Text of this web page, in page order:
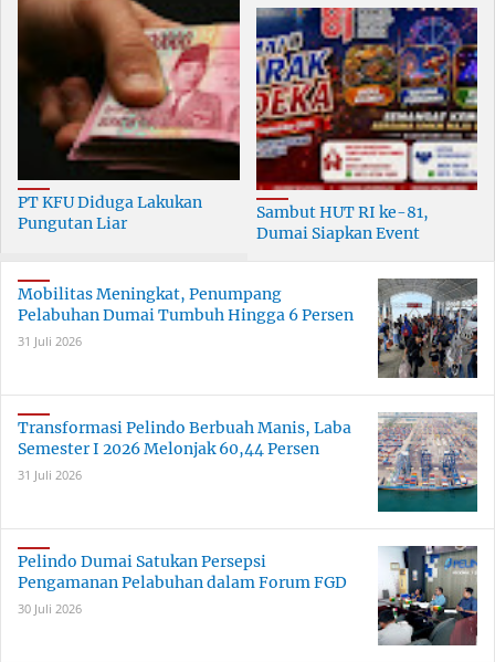
PT KFU Diduga Lakukan
Pungutan Liar
Dumai
Sambut HUT RI ke-81,
Dumai Siapkan Event
Mobilitas Meningkat, Penumpang
Pelabuhan Dumai Tumbuh Hingga 6 Persen
31 Juli 2026
Transformasi Pelindo Berbuah Manis, Laba
Semester I 2026 Melonjak 60,44 Persen
31 Juli 2026
Pelindo Dumai Satukan Persepsi
Pengamanan Pelabuhan dalam Forum FGD
30 Juli 2026